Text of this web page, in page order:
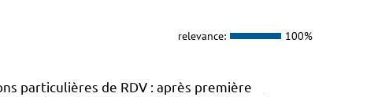
relevance: 100%
particulières de RDV : après première